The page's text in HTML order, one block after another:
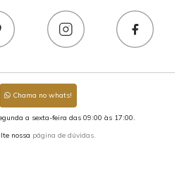
Chama no whats!
a sexta-feira das 09:00 às 17:00.
nossa página de dúvidas.